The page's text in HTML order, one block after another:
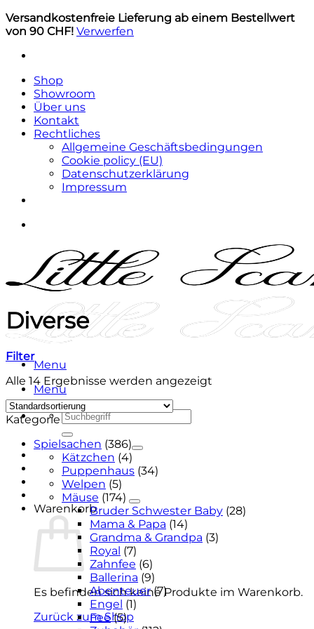
Versandkostenfreie Lieferung ab einem Bestellwert
von 90 CHF! Verwerfen
Skip
content
Shop
Showroom
Über uns
Kontakt
Rechtliches
Allgemeine Geschäftsbedingungen
Cookie policy (EU)
Datenschutzerklärung
Impressum
Menu
Menu
Suchen
nach:
Warenkorb
Es befinden sich keine Produkte im Warenkorb.
Zurück zum Shop
Diverse
Filter
Alle 14 Ergebnisse werden angezeigt
Kategorie
Spielsachen (386)
Kätzchen (4)
Puppenhaus (34)
Welpen (5)
Mäuse (174)
Bruder Schwester Baby (28)
Mama & Papa (14)
Grandma & Grandpa (3)
Royal (7)
Zahnfee (6)
Ballerina (9)
Abenteuer (7)
Engel (1)
Fee (5)